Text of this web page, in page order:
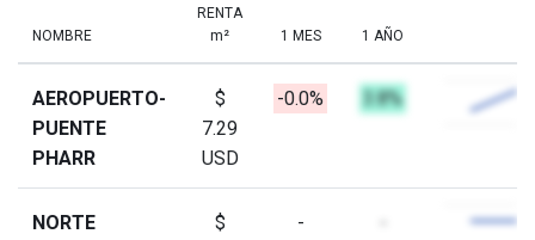
NOMBRE
RENTA
m²
1 MES 1 AÑO
AEROPUERTO-
PUENTE
PHARR
$
7.29
USD
-0.0% 3.8%
NORTE
$
-